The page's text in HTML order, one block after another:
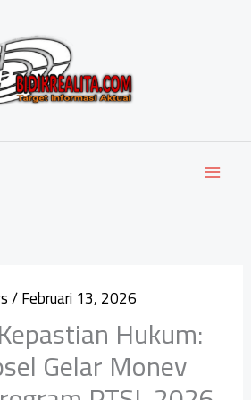
/Februari 13, 2026
Hukum:
Gelar Monev